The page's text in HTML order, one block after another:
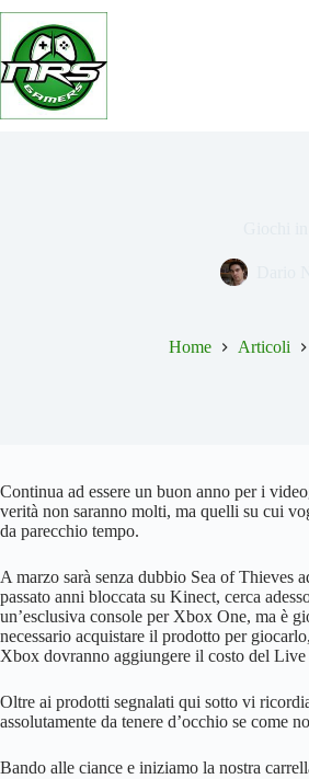
Salta
contenuto
Home Articoli
Continua ad essere un buon anno per i
verità non saranno molti, ma quelli su cui
da parecchio tempo.
A marzo sarà senza dubbio Sea of Thieves
passato anni bloccata su Kinect, cerca
un’esclusiva console per Xbox One, ma è
necessario acquistare il prodotto per
Xbox dovranno aggiungere il costo del
Oltre ai prodotti segnalati qui sotto vi
assolutamente da tenere d’occhio se come
Bando alle ciance e iniziamo la nostra